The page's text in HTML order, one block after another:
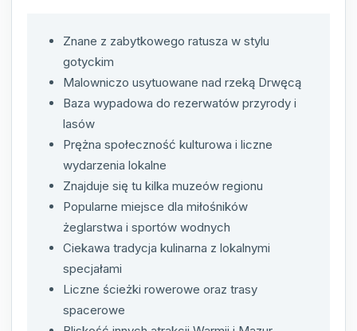
Znane z zabytkowego ratusza w stylu
gotyckim
Malowniczo usytuowane nad rzeką Drwęcą
Baza wypadowa do rezerwatów przyrody i
lasów
Prężna społeczność kulturowa i liczne
wydarzenia lokalne
Znajduje się tu kilka muzeów regionu
Popularne miejsce dla miłośników
żeglarstwa i sportów wodnych
Ciekawa tradycja kulinarna z lokalnymi
specjałami
Liczne ścieżki rowerowe oraz trasy
spacerowe